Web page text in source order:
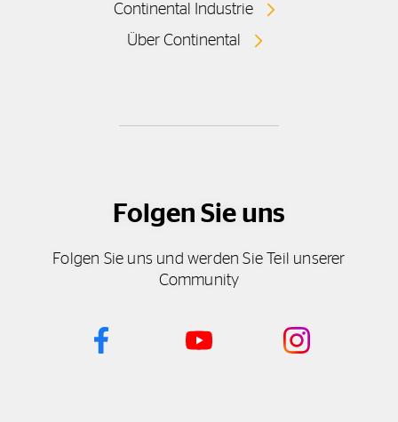
Continental Industrie
Über Continental
Folgen Sie uns
Folgen Sie uns und werden Sie Teil unserer
Community